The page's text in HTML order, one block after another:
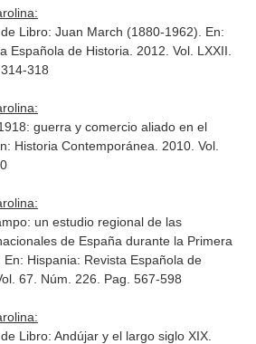
Libro: Juan March (1880-1962). En:
Española de Historia . 2012. Vol. LXXII.
318
guerra y comercio aliado en el
Historia Contemporánea . 2010. Vol.
un estudio regional de las
de España durante la Primera
En: Hispania: Revista Española de
67. Núm. 226. Pag. 567-598
Libro: Andújar y el largo siglo XIX.